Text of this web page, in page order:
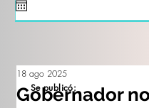
Gobernador
18 ago 2025
Se publicó: